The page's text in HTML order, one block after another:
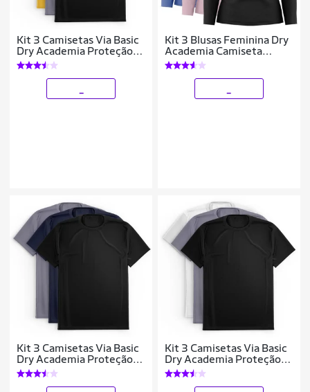
Kit 3 Camisetas Via Basic
Dry Academia Proteção
Solar UV Masculina
Kit 3 Blusas Feminina Dry
Academia Camiseta
Segunda Pele Manga
Longa Proteção Solar UV
Kit 3 Camisetas Via Basic
Dry Academia Proteção
Solar UV Masculina
Kit 3 Camisetas Via Basic
Dry Academia Proteção
Solar UV Masculina